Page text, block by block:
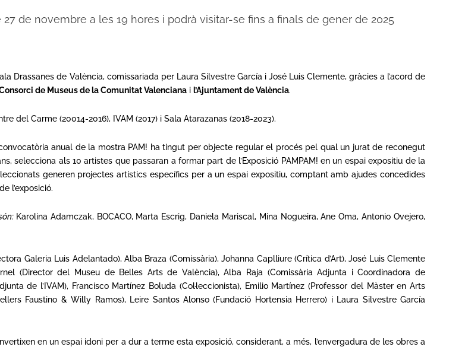
de novembre a les 19 hores i podrà visitar-se fins a finals de gener de 2025
Drassanes de València, comissariada per Laura Silvestre García i José Luis Clemente, gràcies a l’acord de
de Museus de la Comunitat Valenciana i l’Ajuntament de València.
del Carme (20014-2016), IVAM (2017) i Sala Atarazanas (2018-2023).
convocatòria anual de la mostra PAM! ha tingut per objecte regular el procés pel qual un jurat de reconegut
selecciona als 10 artistes que passaran a formar part de l’Exposició PAMPAM! en un espai expositiu de la
generen projectes artístics específics per a un espai expositiu, comptant amb ajudes concedides
l’exposició.
Karolina Adamczak, BOCACO, Marta Escrig, Daniela Mariscal, Mina Nogueira, Ane Oma, Antonio Ovejero,
Galeria Luis Adelantado), Alba Braza (Comissària), Johanna Caplliure (Crítica d’Art), José Luis Clemente
(Director del Museu de Belles Arts de València), Alba Raja (Comissària Adjunta i Coordinadora de
de l’IVAM), Francisco Martínez Boluda (Col·leccionista), Emilio Martínez (Professor del Màster en Arts
Faustino & Willy Ramos), Leire Santos Alonso (Fundació Hortensia Herrero) i Laura Silvestre García
en un espai idoni per a dur a terme esta exposició, considerant, a més, l’envergadura de les obres a